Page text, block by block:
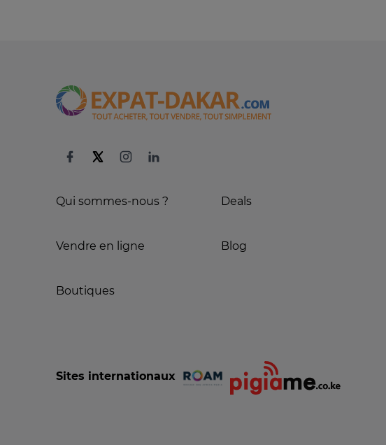
Qui sommes-nous ?
Vendre en ligne
Boutiques
Deals
Blog
Sites internationaux